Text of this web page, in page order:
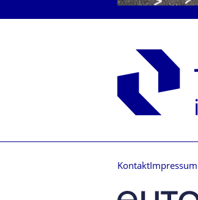
Kontakt Impressum